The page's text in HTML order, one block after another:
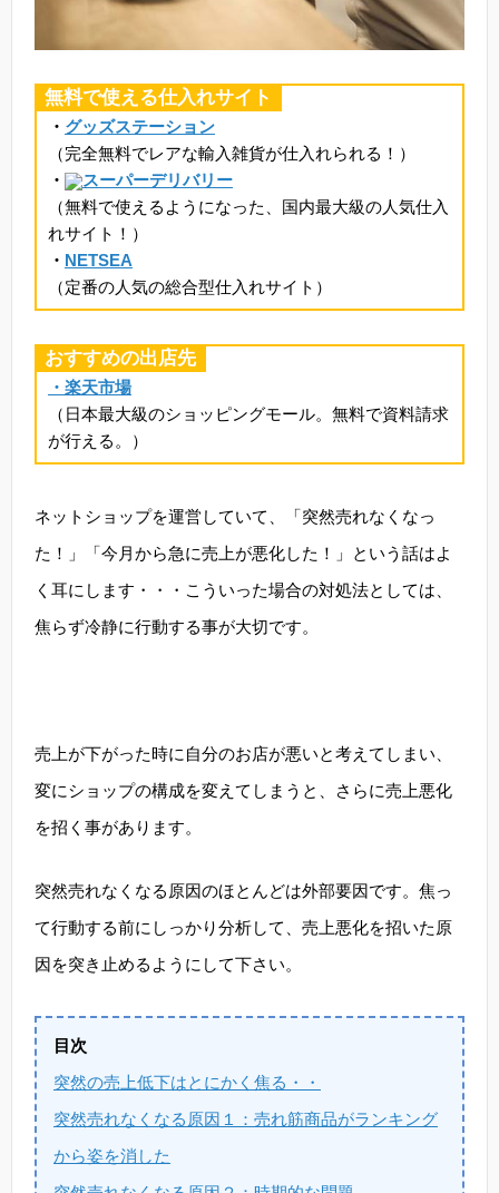
無料で使える仕入れサイト
・ グッズステーション
（完全無料でレアな輸入雑貨が仕入れられる！）
・
スーパーデリバリー
（無料で使えるようになった、国内最大級の人気仕入
れサイト！）
・ NETSEA
（定番の人気の総合型仕入れサイト）
おすすめの出店先
・楽天市場
（日本最大級のショッピングモール。無料で資料請求
が行える。）
ネットショップを運営していて、「突然売れなくなっ
た！」「今月から急に売上が悪化した！」という話はよ
く耳にします・・・こういった場合の対処法としては、
焦らず冷静に行動する事が大切です。
売上が下がった時に自分のお店が悪いと考えてしまい、
変にショップの構成を変えてしまうと、さらに売上悪化
を招く事があります。
突然売れなくなる原因のほとんどは外部要因です。焦っ
て行動する前にしっかり分析して、売上悪化を招いた原
因を突き止めるようにして下さい。
目次
突然の売上低下はとにかく焦る・・
突然売れなくなる原因１：売れ筋商品がランキング
から姿を消した